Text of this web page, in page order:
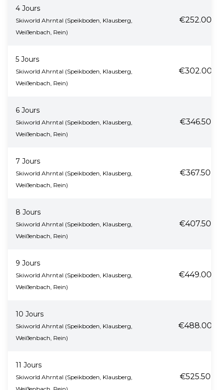
4 Jours
Skiworld Ahrntal (Speikboden, Klausberg,
Weißenbach, Rein)
€252.00
5 Jours
Skiworld Ahrntal (Speikboden, Klausberg,
Weißenbach, Rein)
€302.00
6 Jours
Skiworld Ahrntal (Speikboden, Klausberg,
Weißenbach, Rein)
€346.50
7 Jours
Skiworld Ahrntal (Speikboden, Klausberg,
Weißenbach, Rein)
€367.50
8 Jours
Skiworld Ahrntal (Speikboden, Klausberg,
Weißenbach, Rein)
€407.50
9 Jours
Skiworld Ahrntal (Speikboden, Klausberg,
Weißenbach, Rein)
€449.00
10 Jours
Skiworld Ahrntal (Speikboden, Klausberg,
Weißenbach, Rein)
€488.00
11 Jours
Skiworld Ahrntal (Speikboden, Klausberg,
€525.50